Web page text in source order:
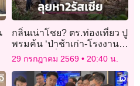
กลิ่นเน่าโชย? ตร.ท่องเที่ยว ปู
พรมค้น ‘ป่าช้าเก่า-โรงงาน
ร้าง’ หา 2พี่น้องรัสเซีย
29 กรกฎาคม 2569 20:40 น.